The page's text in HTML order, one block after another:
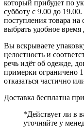
который прибудет по
субботу с 9.00 до
поступления товара
выбрать удобное время
Вы вскрываете
целостность и
речь идёт об одежде,
примерки ограничено
отказаться частично
Доставка бесплатна
*Действует ли в
уточняйте у